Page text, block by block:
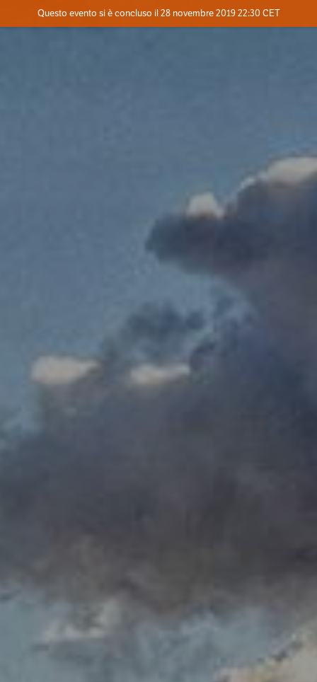
Dove
Questo evento si è concluso il 28 novembre 2019 22:30 CET